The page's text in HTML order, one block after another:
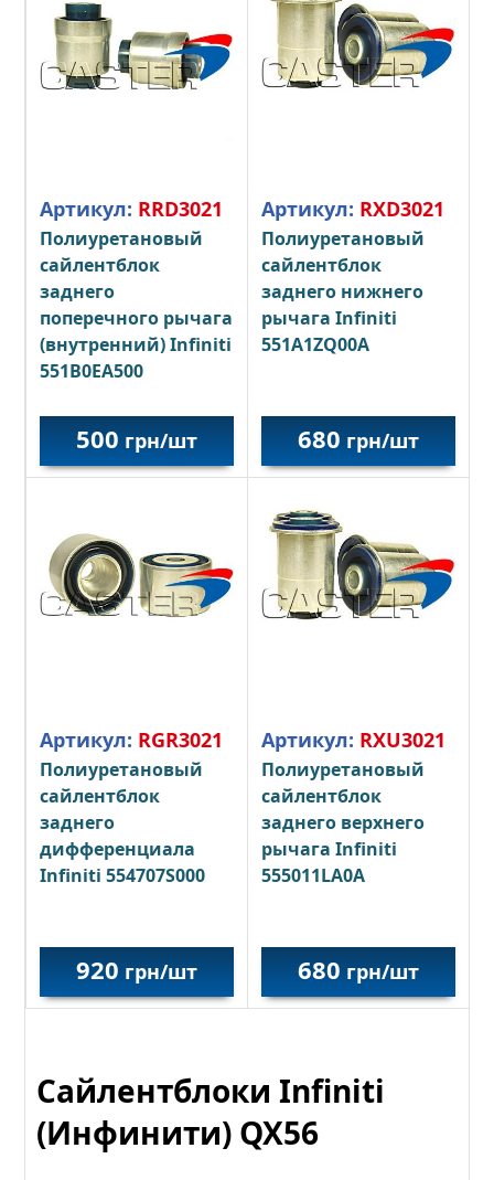
Артикул: RRD3021
Полиуретановый
сайлентблок
заднего
поперечного рычага
(внутренний) Infiniti
551B0EA500
500 грн/шт
Артикул: RXD3021
Полиуретановый
сайлентблок
заднего нижнего
рычага Infiniti
551A1ZQ00A
680 грн/шт
Артикул: RGR3021
Полиуретановый
сайлентблок
заднего
дифференциала
Infiniti 554707S000
920 грн/шт
Артикул: RXU3021
Полиуретановый
сайлентблок
заднего верхнего
рычага Infiniti
555011LA0A
680 грн/шт
Сайлентблоки Infiniti
(Инфинити) QX56